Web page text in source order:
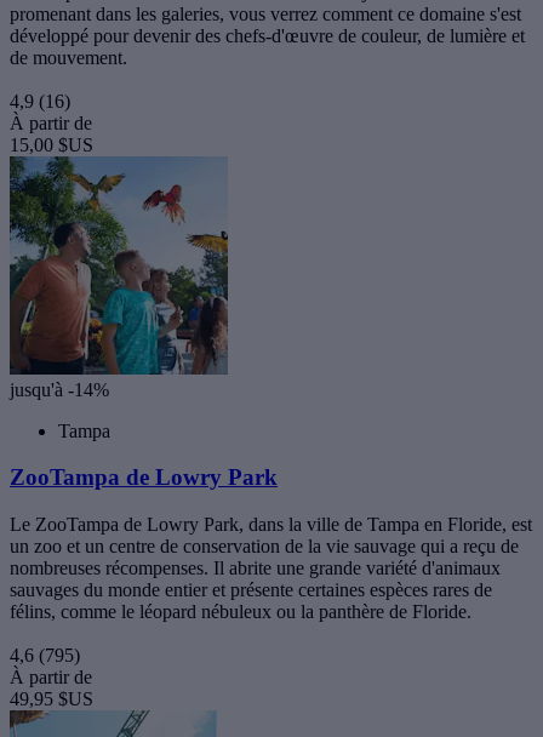
promenant dans les galeries, vous verrez comment ce domaine s'est
développé pour devenir des chefs-d'œuvre de couleur, de lumière et
de mouvement.
4,9 (16)
À partir de
15,00 $US
jusqu'à -14%
Tampa
ZooTampa de Lowry Park
Le ZooTampa de Lowry Park, dans la ville de Tampa en Floride, est
un zoo et un centre de conservation de la vie sauvage qui a reçu de
nombreuses récompenses. Il abrite une grande variété d'animaux
sauvages du monde entier et présente certaines espèces rares de
félins, comme le léopard nébuleux ou la panthère de Floride.
4,6 (795)
À partir de
49,95 $US